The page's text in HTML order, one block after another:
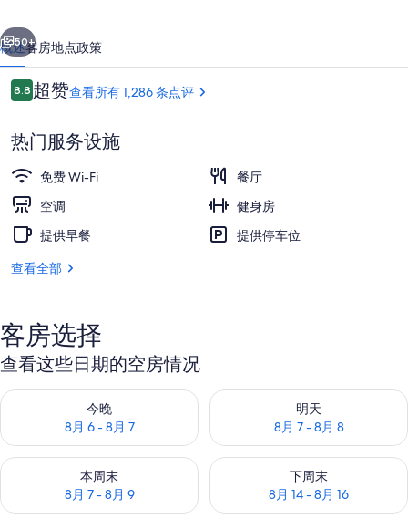
心
龙
门
客
栈
的
照
片
库
外观
个 下一个
50+
概述客房地点政策
点
评
8.88.8/10
超赞查看所有 1,286 条点评
热门服务设施
免费 Wi-Fi
餐厅
空调
健身房
提供早餐
提供停车位
查看全部
客房选择
查看这些日期的空房情况
今晚
8月 6 - 8月 7
查看今晚的空房情况：8月 6 - 8月 7
明天
8月 7 - 8月 8
查看明天的空房情况：8月 7 -
本周末
8月 7 - 8月 9
查看本周末的空房情况：8月 7 - 8月 9
下周末
8月 14 - 8月 16
查看下周末的空房情况：8月